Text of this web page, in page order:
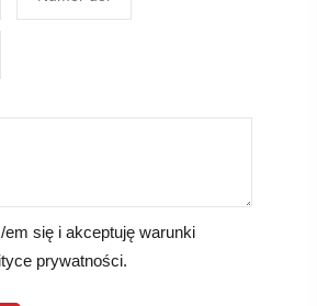
em się i akceptuję warunki
prywatności.